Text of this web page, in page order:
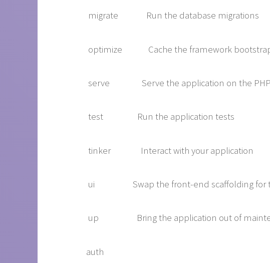
migrate Run the database migrations
optimize Cache the framework
serve Serve the application on the PHP
test Run the application tests
tinker Interact with your application
ui Swap the front-end scaffolding for
up Bring the application out of
auth